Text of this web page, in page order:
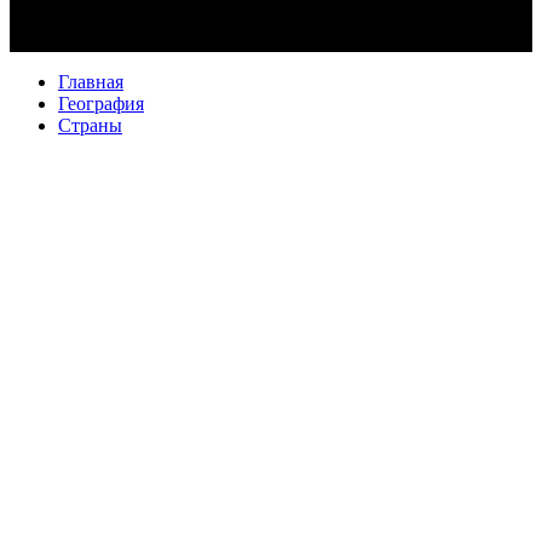
Главная
География
Страны